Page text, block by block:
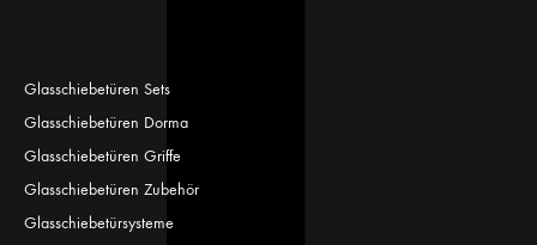
Glasschiebetüren Sets
Glasschiebetüren Dorma
Glasschiebetüren Griffe
Glasschiebetüren Zubehör
Glasschiebetürsysteme